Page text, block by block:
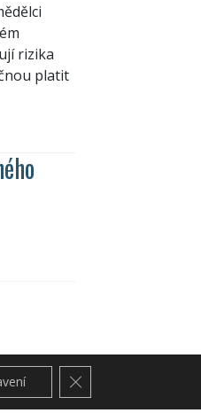
rizika
platit
dubnu
Zavřít cookie lištu